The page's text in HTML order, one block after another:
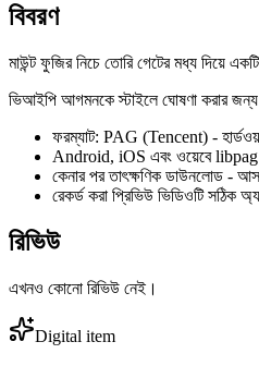
বিবরণ
মাউন্ট ফুজির নিচে তোরি গেটের মধ্য দিয়ে
ভিআইপি আগমনকে স্টাইলে ঘোষণা করার জন্য
ফরম্যাট: PAG (Tencent) -
Android, iOS এবং ওয়েবে libpag
কেনার পর তাৎক্ষণিক ডাউনলোড -
রেকর্ড করা প্রিভিউ ভিডিওটি সঠিক
রিভিউ
এখনও কোনো রিভিউ নেই।
Digital item